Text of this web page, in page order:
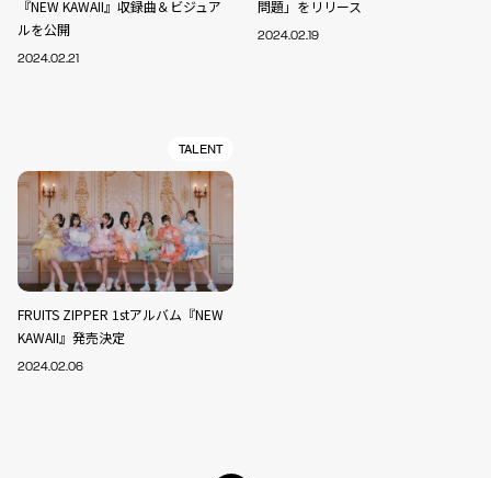
『NEW KAWAII』収録曲＆ビジュア
ルを公開
2024.02.21
問題」をリリース
2024.02.19
TALENT
FRUITS ZIPPER 1stアルバム『NEW
KAWAII』発売決定
2024.02.06